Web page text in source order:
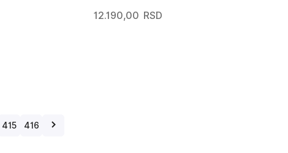
12.190,00 RSD
415 416